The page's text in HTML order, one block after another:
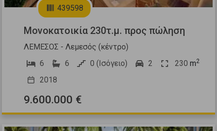
439598
Μονοκατοικία 230τ.μ. προς πώληση
ΛΕΜΕΣΟΣ - Λεμεσός (κέντρο)
6
6 0 (Ισόγειο) 2 230 m2
2018
9.600.000 €